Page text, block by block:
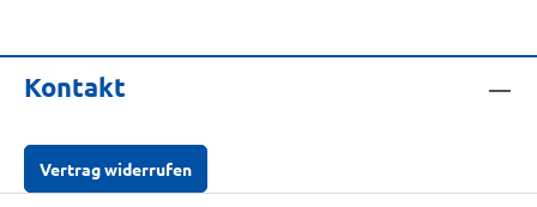
Kontakt
Vertrag widerrufen